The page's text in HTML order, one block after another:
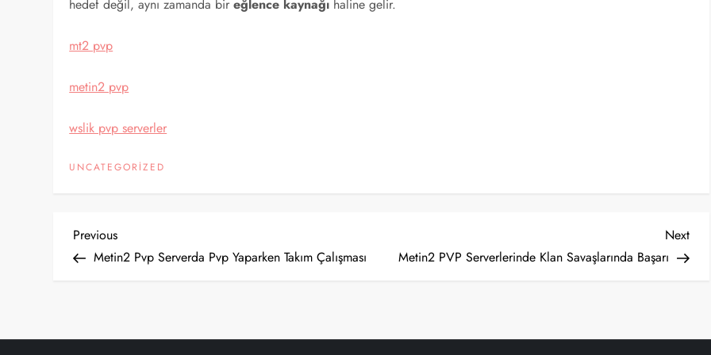
hedef değil, aynı zamanda bireğlence kaynağı haline gelir.
mt2 pvp
metin2 pvp
wslik pvp serverler
UNCATEGORIZED
Y
Previous
Post
Previous
Metin2 Pvp Serverda Pvp Yaparken Takım Çalışması
Post
Next
Metin2 PVP Serverlerinde Klan Savaşlarında Başarı